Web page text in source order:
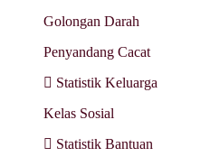
Golongan Darah
Penyandang Cacat
Statistik Keluarga
Kelas Sosial
Statistik Bantuan